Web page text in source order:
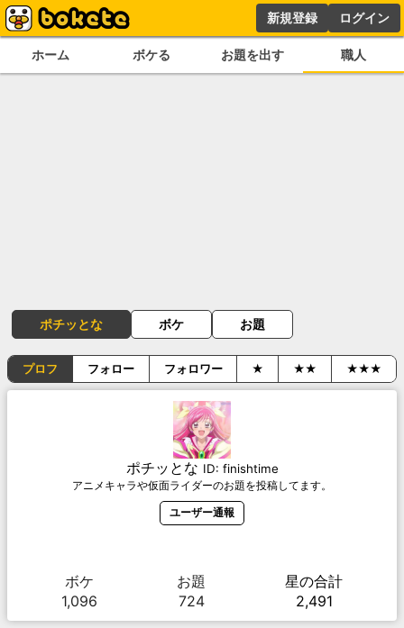
新規登録 ログイン
ホーム ボケる お題を出す 職人
ポチッとな ボケ お題
プロフ フォロー フォロワー ★ ★★ ★★★
ポチッとな ID: finishtime
アニメキャラや仮面ライダーのお題を投稿してます。
ユーザー通報
ボケ
1,096
お題
724
星の合計
2,491